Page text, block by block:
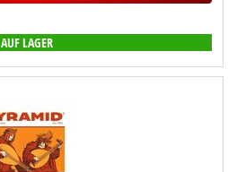
AUF LAGER